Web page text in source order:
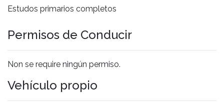
Estudos primarios completos
Permisos de Conducir
Non se require ningún permiso.
Vehículo propio